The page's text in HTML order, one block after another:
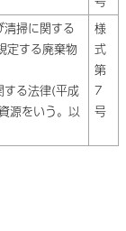
掃に関する
する廃棄物
する法律(平成
源をいう。以
様
式
第
7
号